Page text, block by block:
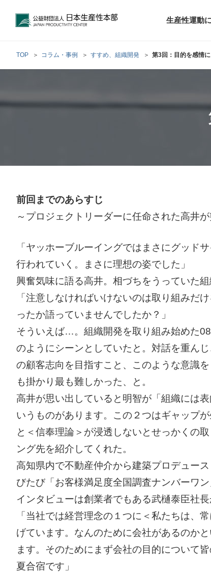
公益財団法人日本生産性
生産性運動
生産性と
最新の調
生産性に
働く人の
評議員・
定款およ
階層別研
テーマ別
来月の研
経営コン
TOP コラム・事例 すすめ、組織開発 第3回：目的を感情
前回までのあらすじ
～プロジェクトリーダーに任命された高井
「ヤッホーブルーイングではまさにグッド
行われていく。まさに理想の姿でした」
興奮気味に語る高井。相づちをうっていた
「注意しなければいけないのは取り組みだ
ったか語っていませんでしたか？」
そういえば…。組織開発を取り組み始めた
のようにシーンとしていたと。対話を重ん
の顧客志向を目指すこと、このような意識
も掛かり最も難しかった、と。
高井が思い出していると明智が「組織には
いうものがあります。この２つはギャップ
と＜信奉理論＞が浸透しないとせっかくの
ング先を紹介してくれた。
高知県内で不動産仲介から建築プロデュー
びたび「お客様満足度全国調査ナンバーワン
インタビューは創業者でもある武樋泰臣社
「当社では経営理念の１つに＜私たちは、
げています。なんのために会社があるのか
ます。そのためにまず会社の目的について
夏合宿です」